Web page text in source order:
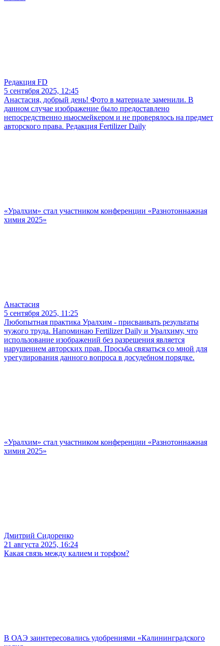
Редакция FD
5 сентября 2025, 12:45
Анастасия, добрый день! Фото в материале заменили. В
данном случае изображение было предоставлено
непосредственно ньюсмейкером и не проверялось на предмет
авторского права. Редакция Fertilizer Daily
«Уралхим» стал участником конференции «Разнотоннажная
химия 2025»
Анастасия
5 сентября 2025, 11:25
Любопытная практика Уралхим - присваивать результаты
чужого труда. Напоминаю Fertilizer Daily и Уралхиму, что
использование изображений без разрешения является
нарушением авторских прав. Просьба связаться со мной для
урегулирования данного вопроса в досудебном порядке.
«Уралхим» стал участником конференции «Разнотоннажная
химия 2025»
Дмитрий Сидоренко
21 августа 2025, 16:24
Какая связь между калием и торфом?
В ОАЭ заинтересовались удобрениями «Калининградского